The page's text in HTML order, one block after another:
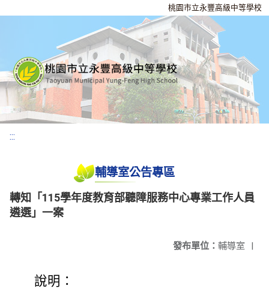
桃園市立永豐高級中等學校
:::
輔導室公告專區
轉知「115學年度教育部聽障服務中心專業工作人員
遴選」一案
發布單位： 輔導室 |
說明：